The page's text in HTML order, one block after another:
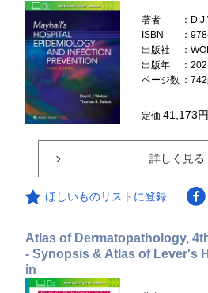
著者
：
ISBN
：
出版社
：
出版年
：
ページ数 ：
定価41,173
詳しく見る
ほしいものリストに登録
Atlas of Dermatopathology,
- Synopsis & Atlas of Lever's
in